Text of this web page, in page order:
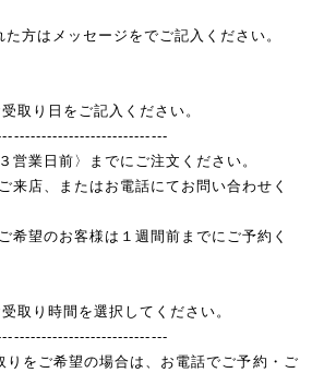
方はメッセージをでご記入ください。
取り日をご記入ください。
営業日前〉までにご注文ください。
来店、またはお電話にてお問い合わせく
希望のお客様は１週間前までにご予約く
取り時間を選択してください。
りをご希望の場合は、お電話でご予約・ご